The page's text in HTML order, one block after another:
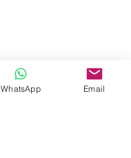
WhatsApp Email